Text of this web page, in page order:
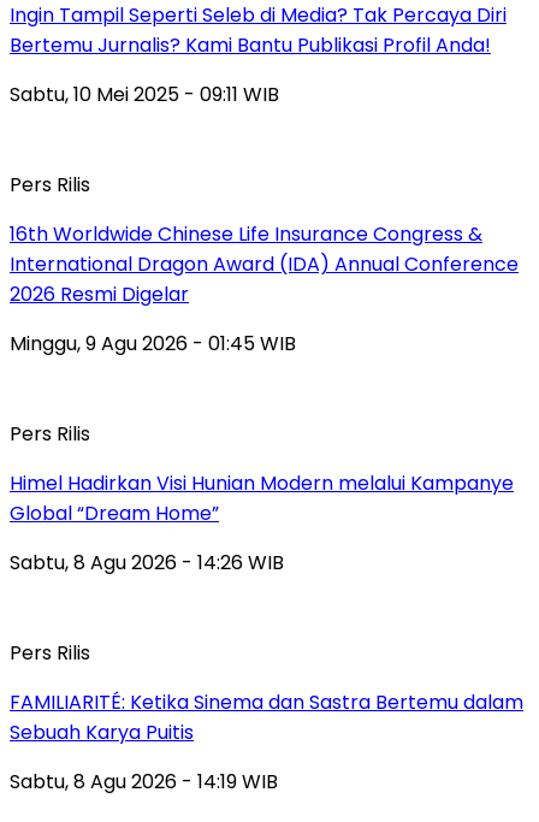
Ingin Tampil Seperti Seleb di Media? Tak Percaya Diri
Bertemu Jurnalis? Kami Bantu Publikasi Profil Anda!
Sabtu, 10 Mei 2025 - 09:11 WIB
Pers Rilis
16th Worldwide Chinese Life Insurance Congress &
International Dragon Award (IDA) Annual Conference
2026 Resmi Digelar
Minggu, 9 Agu 2026 - 01:45 WIB
Pers Rilis
Himel Hadirkan Visi Hunian Modern melalui Kampanye
Global “Dream Home”
Sabtu, 8 Agu 2026 - 14:26 WIB
Pers Rilis
FAMILIARITÉ: Ketika Sinema dan Sastra Bertemu dalam
Sebuah Karya Puitis
Sabtu, 8 Agu 2026 - 14:19 WIB